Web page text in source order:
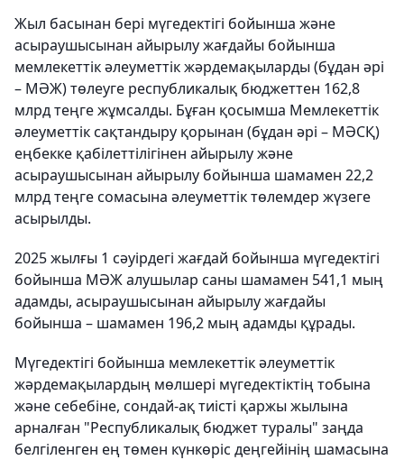
Жыл басынан бері мүгедектігі бойынша және
асыраушысынан айырылу жағдайы бойынша
мемлекеттік әлеуметтік жәрдемақыларды (бұдан әрі
– МӘЖ) төлеуге республикалық бюджеттен 162,8
млрд теңге жұмсалды. Бұған қосымша Мемлекеттік
әлеуметтік сақтандыру қорынан (бұдан әрі – МӘСҚ)
еңбекке қабілеттілігінен айырылу және
асыраушысынан айырылу бойынша шамамен 22,2
млрд теңге сомасына әлеуметтік төлемдер жүзеге
асырылды.
2025 жылғы 1 сәуірдегі жағдай бойынша мүгедектігі
бойынша МӘЖ алушылар саны шамамен 541,1 мың
адамды, асыраушысынан айырылу жағдайы
бойынша – шамамен 196,2 мың адамды құрады.
Мүгедектігі бойынша мемлекеттік әлеуметтік
жәрдемақылардың мөлшері мүгедектіктің тобына
және себебіне, сондай-ақ тиісті қаржы жылына
арналған "Республикалық бюджет туралы" заңда
белгіленген ең төмен күнкөріс деңгейінің шамасына